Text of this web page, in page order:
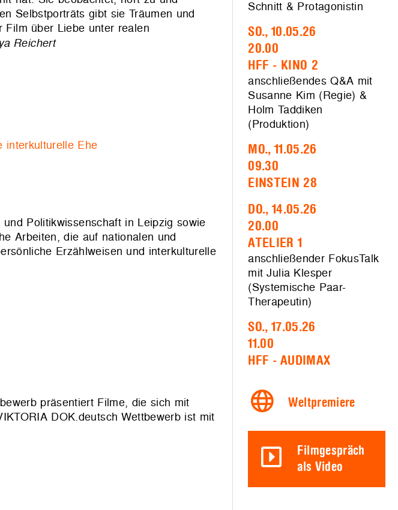
Selbstporträts gibt sie Träumen und
Film über Liebe unter realen
Reichert
interkulturelle Ehe
Politikwissenschaft in Leipzig sowie
Arbeiten, die auf nationalen und
Erzählweisen und interkulturelle
präsentiert Filme, die sich mit
DOK.deutsch Wettbewerb ist mit
Schnitt & Protagonistin
SO., 10.05.26
20.00
HFF - KINO 2
anschließendes Q&A mit
Susanne Kim (Regie) &
Holm Taddiken
(Produktion)
MO., 11.05.26
09.30
EINSTEIN 28
DO., 14.05.26
20.00
ATELIER 1
anschließender FokusTalk
mit Julia Klesper
(Systemische Paar-
Therapeutin)
SO., 17.05.26
11.00
HFF - AUDIMAX
Weltpremiere
Filmgespräch
als Video